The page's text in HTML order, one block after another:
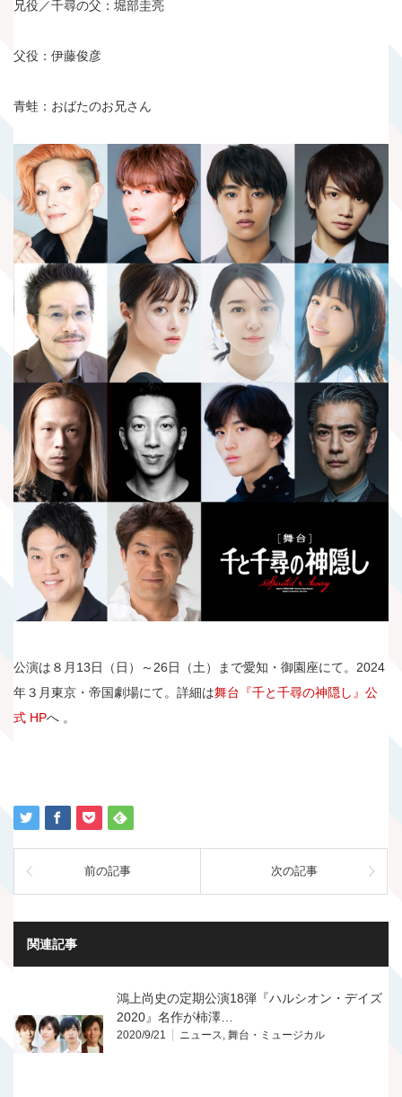
兄役／千尋の父：堀部圭亮
父役：伊藤俊彦
青蛙：おばたのお兄さん
公演は８月13日（日）～26日（土）まで愛知・御園座にて。2024
年３月東京・帝国劇場にて。詳細は舞台『千と千尋の神隠し』公
式 HPへ 。
前の記事 次の記事
関連記事
鴻上尚史の定期公演18弾『ハルシオン・デイズ
2020』名作が柿澤…
2020/9/21 ニュース, 舞台・ミュージカル